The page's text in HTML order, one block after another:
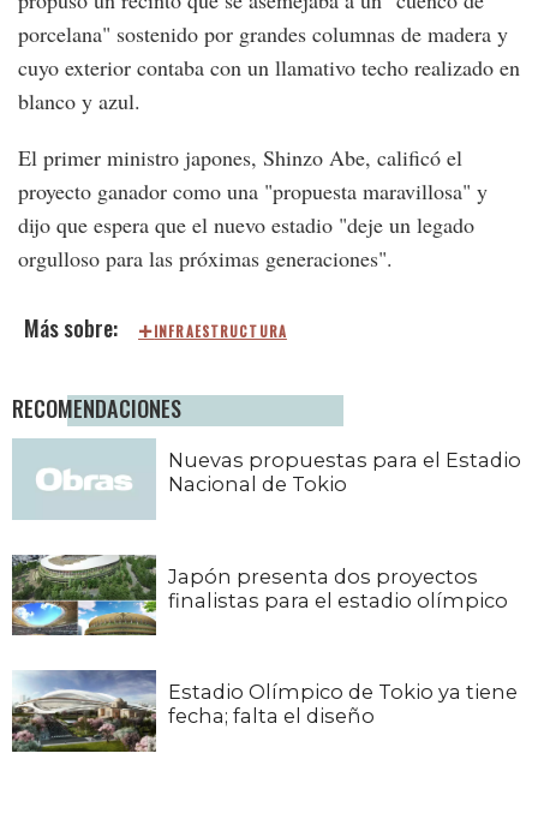
porcelana" sostenido por grandes columnas de madera y
cuyo exterior contaba con un llamativo techo realizado en
blanco y azul.
El primer ministro japones, Shinzo Abe, calificó el
proyecto ganador como una "propuesta maravillosa" y
dijo que espera que el nuevo estadio "deje un legado
orgulloso para las próximas generaciones".
INFRAESTRUCTURA
RECOMENDACIONES
Nuevas propuestas para el Estadio
Nacional de Tokio
Japón presenta dos proyectos
finalistas para el estadio olímpico
Estadio Olímpico de Tokio ya tiene
fecha; falta el diseño